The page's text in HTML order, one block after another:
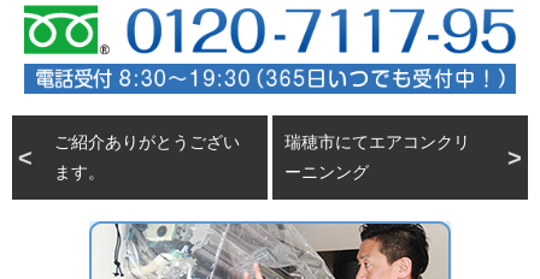
ご紹介ありがとうござい
ます。
瑞穂市にてエアコンクリ
ーニンング